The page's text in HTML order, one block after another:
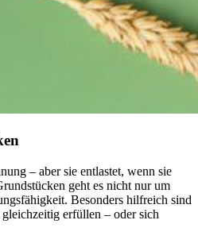
– aber sie entlastet, wenn sie
geht es nicht nur um
Besonders hilfreich sind
erfüllen – oder sich